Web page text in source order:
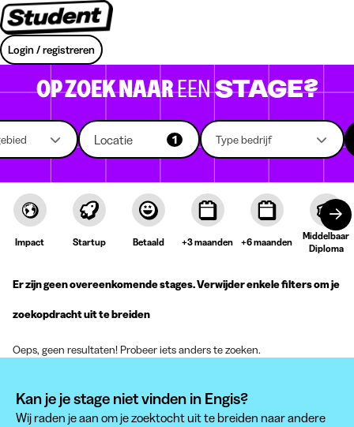
Login / registreren
OP ZOEK NAAREENSTAGE?
Locatie 1 Type bedrijf
Impact Startup Betaald +3 maanden +6 maanden
Middelbaar
Diploma
Er zijn geen overeenkomende stages. Verwijder enkele filters om je
zoekopdracht uit te breiden
Oeps, geen resultaten! Probeer iets anders te zoeken.
Kan je je stage niet vinden in Engis?
Wij raden je aan om je zoektocht uit te breiden naar andere